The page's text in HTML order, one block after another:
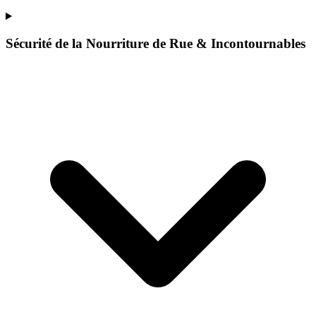
Sécurité de la Nourriture de Rue & Incontournables